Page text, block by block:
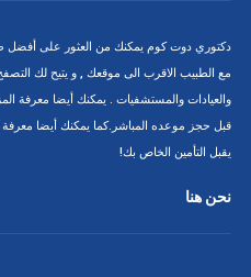
دكتوري دوت كوم يمكنك من العثور على أفضل
مع الطبيب الاقرب الى موقعك , و يتيح لك
والعيادات والمستشفيات . يمكنك أيضا معرفة
قبل حجز موعده المباشر.كما يمكنك أيضا معرفة
يقبل التأمين الخاص بك!
نحن هنا